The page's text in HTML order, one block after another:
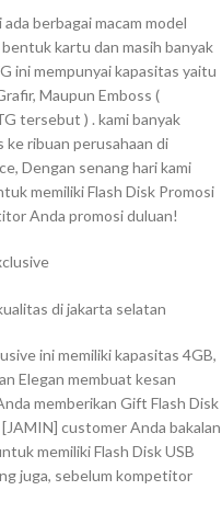
ada berbagai macam model
kartu dan masih banyak
ini mempunyai kapasitas yaitu
Maupun Emboss (
tersebut ) . kami banyak
ribuan perusahaan di
Dengan senang hari kami
memiliki Flash Disk Promosi
Anda promosi duluan!
ini memiliki kapasitas 4GB,
Elegan membuat kesan
memberikan Gift Flash Disk
customer Anda bakalan
memiliki Flash Disk USB
juga, sebelum kompetitor